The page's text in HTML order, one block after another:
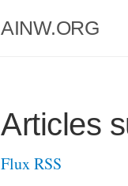
AINW.ORG
Articles
Flux RSS